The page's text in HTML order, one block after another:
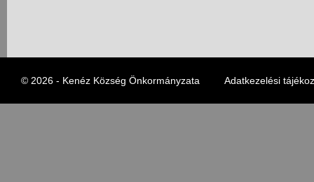
© 2026 - Kenéz Község Önkormányzata Adatkezelési